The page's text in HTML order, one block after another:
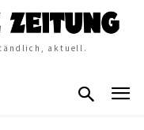
aktuell.